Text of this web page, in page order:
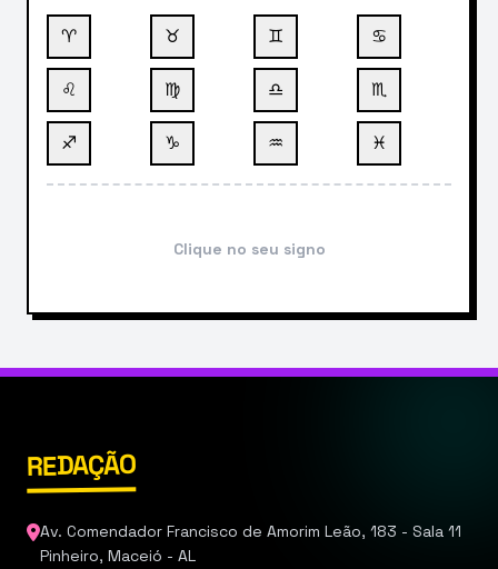
♈ ♉ ♊ ♋
♌ ♍ ♎ ♏
♐ ♑ ♒ ♓
Clique no seu signo
REDAÇÃO
Av. Comendador Francisco de Amorim Leão, 183 - Sala 11
Pinheiro, Maceió - AL